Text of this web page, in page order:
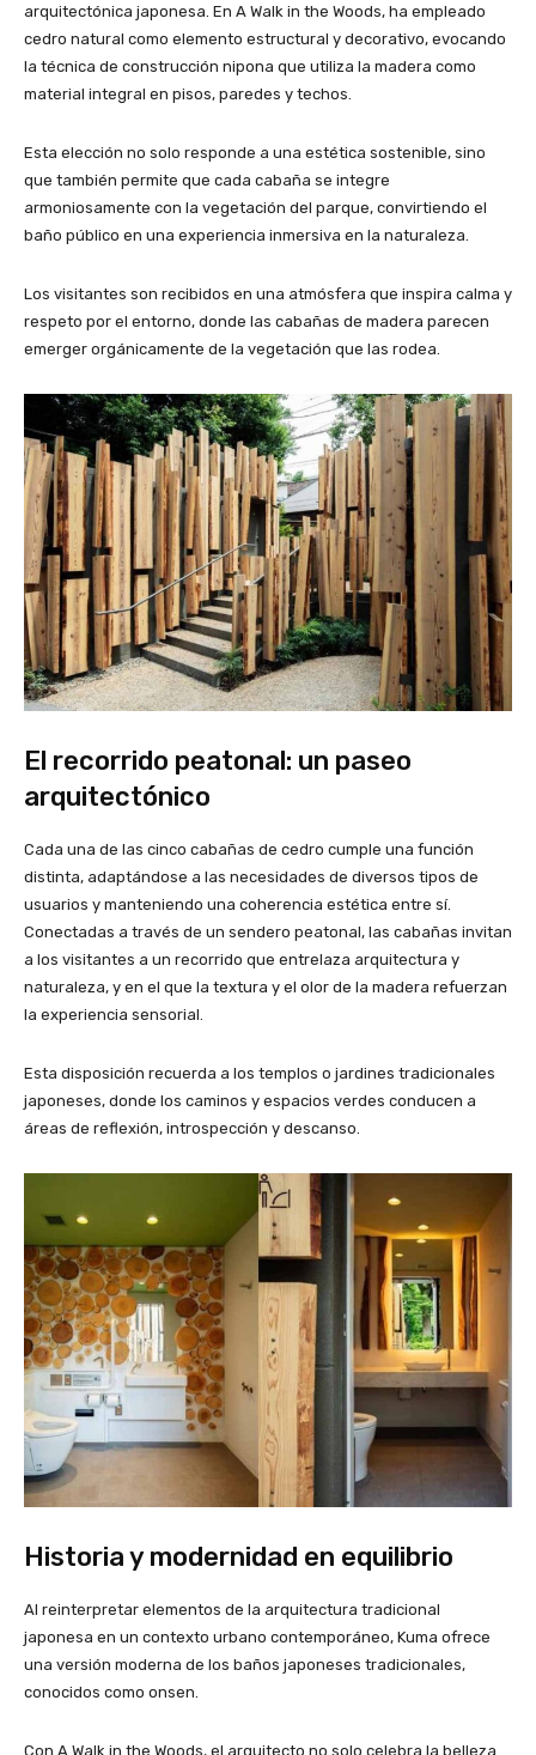
arquitectónica japonesa. En A Walk in the Woods, ha empleado
cedro natural como elemento estructural y decorativo, evocando
la técnica de construcción nipona que utiliza la madera como
material integral en pisos, paredes y techos.
Esta elección no solo responde a una estética sostenible, sino
que también permite que cada cabaña se integre
armoniosamente con la vegetación del parque, convirtiendo el
baño público en una experiencia inmersiva en la naturaleza.
Los visitantes son recibidos en una atmósfera que inspira calma y
respeto por el entorno, donde las cabañas de madera parecen
emerger orgánicamente de la vegetación que las rodea.
El recorrido peatonal: un paseo
arquitectónico
Cada una de las cinco cabañas de cedro cumple una función
distinta, adaptándose a las necesidades de diversos tipos de
usuarios y manteniendo una coherencia estética entre sí.
Conectadas a través de un sendero peatonal, las cabañas invitan
a los visitantes a un recorrido que entrelaza arquitectura y
naturaleza, y en el que la textura y el olor de la madera refuerzan
la experiencia sensorial.
Esta disposición recuerda a los templos o jardines tradicionales
japoneses, donde los caminos y espacios verdes conducen a
áreas de reflexión, introspección y descanso.
Historia y modernidad en equilibrio
Al reinterpretar elementos de la arquitectura tradicional
japonesa en un contexto urbano contemporáneo, Kuma ofrece
una versión moderna de los baños japoneses tradicionales,
conocidos como onsen.
Con A Walk in the Woods, el arquitecto no solo celebra la belleza